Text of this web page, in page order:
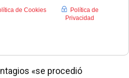
de Pozuelo. Al parecer,
regresaron del Campus d
«se procedió